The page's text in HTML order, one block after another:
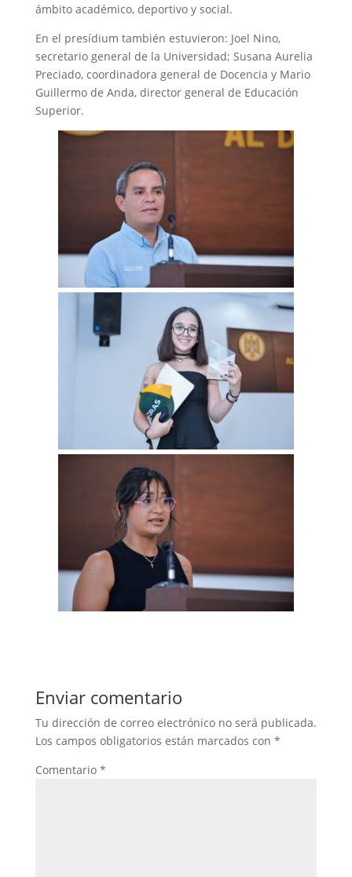
ámbito académico, deportivo y social.
En el presídium también estuvieron: Joel Nino,
secretario general de la Universidad; Susana Aurelia
Preciado, coordinadora general de Docencia y Mario
Guillermo de Anda, director general de Educación
Superior.
Enviar comentario
Tu dirección de correo electrónico no será publicada.
Los campos obligatorios están marcados con *
Comentario *